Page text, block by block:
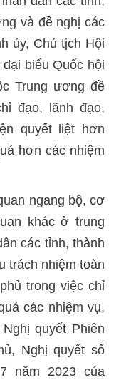
và đề nghị các
ủy, Chủ tịch Hội
biểu Quốc hội
Trung ương đề
đạo, lãnh đạo,
quyết liệt hơn
hơn các nhiệm
ngang bộ, cơ
khác ở trung
các tỉnh, thành
trách nhiệm toàn
trong việc chỉ
các nhiệm vụ,
quyết Phiên
Nghị quyết số
năm 2023 của